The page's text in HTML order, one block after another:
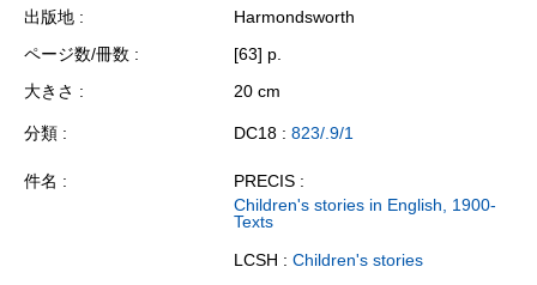
出版地
Harmondsworth
ページ数/冊数
[63] p.
大きさ
20 cm
分類 DC18 : 823/.9/1
件名
PRECIS :
Children's stories in English, 1900-
Texts
LCSH : Children's stories